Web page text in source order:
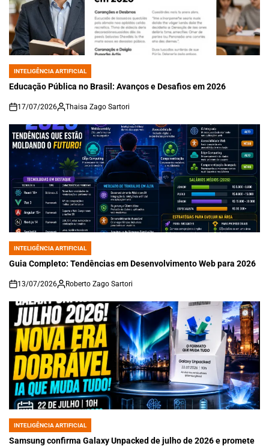
POSTED
IN
INTELIGÊNCIA ARTIFICIAL
Educação Pública no Brasil: Avanços e Desafios em 2026
on
17/07/2026 Thaisa Zago Sartori
POSTED
IN
INTELIGÊNCIA ARTIFICIAL
Guia Completo: Tendências em Desenvolvimento Web para 2026
on
13/07/2026 Roberto Zago Sartori
POSTED
IN
INTELIGÊNCIA ARTIFICIAL
Samsung confirma Galaxy Unpacked de julho de 2026 e promete